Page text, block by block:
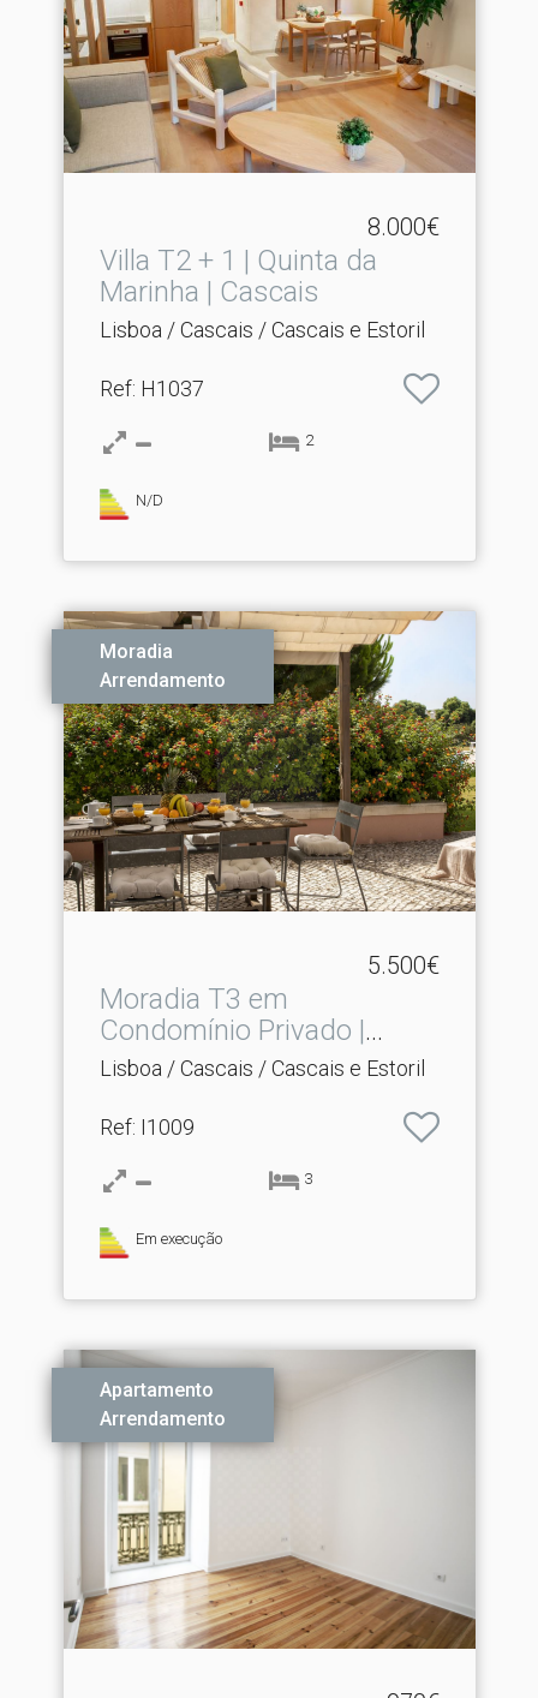
8.000€
Villa T2 + 1 | Quinta da
Marinha | Cascais
Lisboa / Cascais / Cascais e Estoril
Ref: H1037
2
N/D
Moradia
Arrendamento
5.500€
Moradia T3 em
Condomínio Privado |
Cascais
Lisboa / Cascais / Cascais e Estoril
Ref: I1009
3
Em execução
Apartamento
Arrendamento